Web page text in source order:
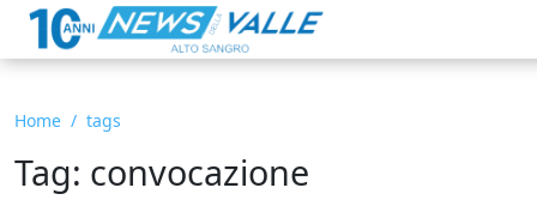
Home tags
Tag: convocazione